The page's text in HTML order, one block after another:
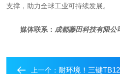
支撑，助力全球工业可持续发展。
媒体联系： 成都藤田科技有限公
上一个：耐环境！三键TB1215密封